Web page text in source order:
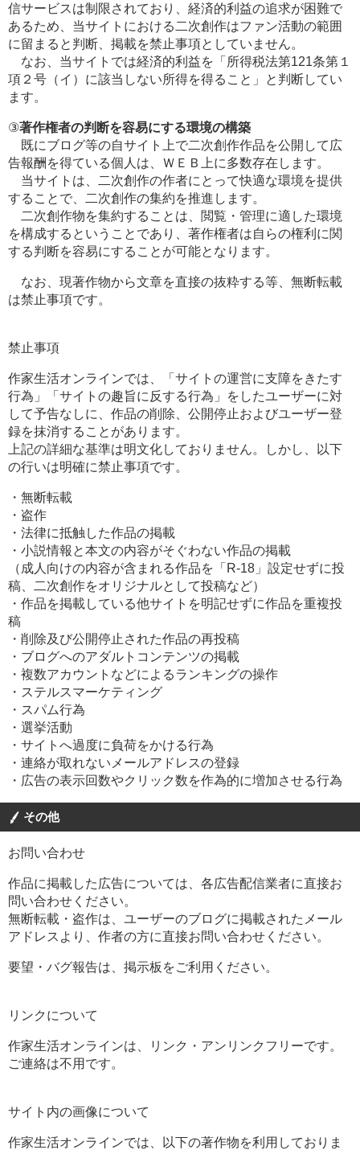
信サービスは制限されており、経済的利益の追求が困難で
あるため、当サイトにおける二次創作はファン活動の範囲
に留まると判断、掲載を禁止事項としていません。
なお、当サイトでは経済的利益を「所得税法第121条第１
項２号（イ）に該当しない所得を得ること」と判断してい
ます。
③著作権者の判断を容易にする環境の構築
既にブログ等の自サイト上で二次創作作品を公開して広
告報酬を得ている個人は、ＷＥＢ上に多数存在します。
当サイトは、二次創作の作者にとって快適な環境を提供
することで、二次創作の集約を推進します。
二次創作物を集約することは、閲覧・管理に適した環境
を構成するということであり、著作権者は自らの権利に関
する判断を容易にすることが可能となります。
なお、現著作物から文章を直接の抜粋する等、無断転載
は禁止事項です。
禁止事項
作家生活オンラインでは、「サイトの運営に支障をきたす
行為」「サイトの趣旨に反する行為」をしたユーザーに対
して予告なしに、作品の削除、公開停止およびユーザー登
録を抹消することがあります。
上記の詳細な基準は明文化しておりません。しかし、以下
の行いは明確に禁止事項です。
・無断転載
・盗作
・法律に抵触した作品の掲載
・小説情報と本文の内容がそぐわない作品の掲載
（成人向けの内容が含まれる作品を「R-18」設定せずに投
稿、二次創作をオリジナルとして投稿など）
・作品を掲載している他サイトを明記せずに作品を重複投
稿
・削除及び公開停止された作品の再投稿
・ブログへのアダルトコンテンツの掲載
・複数アカウントなどによるランキングの操作
・ステルスマーケティング
・スパム行為
・選挙活動
・サイトへ過度に負荷をかける行為
・連絡が取れないメールアドレスの登録
・広告の表示回数やクリック数を作為的に増加させる行為
その他
お問い合わせ
作品に掲載した広告については、各広告配信業者に直接お
問い合わせください。
無断転載・盗作は、ユーザーのブログに掲載されたメール
アドレスより、作者の方に直接お問い合わせください。
要望・バグ報告は、掲示板をご利用ください。
リンクについて
作家生活オンラインは、リンク・アンリンクフリーです。
ご連絡は不用です。
サイト内の画像について
作家生活オンラインでは、以下の著作物を利用しておりま